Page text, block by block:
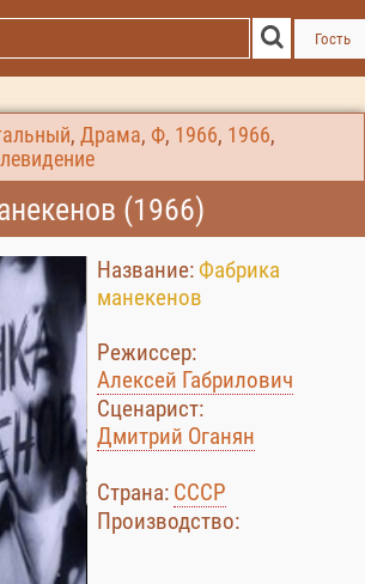
Гость
, Драма, Ф, 1966, 1966,
(1966)
Название:Фабрика
манекенов
Режиссер:
Алексей Габрилович
Сценарист:
Дмитрий Оганян
Страна: СССР
Производство: